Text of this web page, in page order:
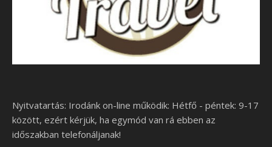
Nyitvatartás: Irodánk on-line működik: Hétfő - péntek: 9-17
között, ezért kérjük, ha egymód van rá ebben az
időszakban telefonáljanak!